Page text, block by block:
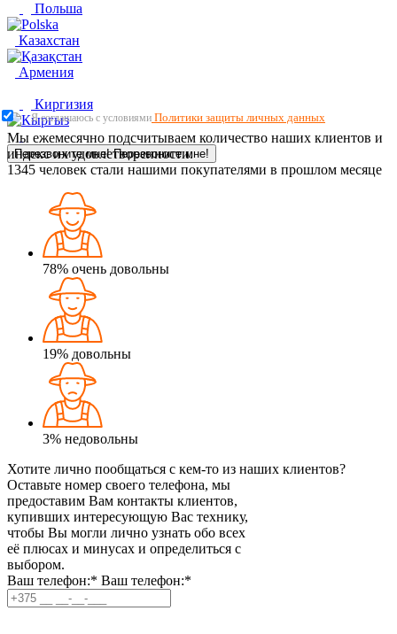
Польша
Казахстан
Армения
Киргизия
Перезвоните мне! Перезвоните мне!
Я соглашаюсь с условиями Политики защиты личных данных
Мы ежемесячно подсчитываем количество наших клиентов и
индекс их удовлетворенности.
1345 человек стали нашими покупателями в прошлом месяце
78% очень довольны
19% довольны
3% недовольны
Хотите лично пообщаться с кем-то из наших клиентов?
Оставьте номер своего телефона, мы
предоставим Вам контакты клиентов,
купивших интересующую Вас технику,
чтобы Вы могли лично узнать обо всех
её плюсах и минусах и определиться с
выбором.
Ваш телефон:* Ваш телефон:*